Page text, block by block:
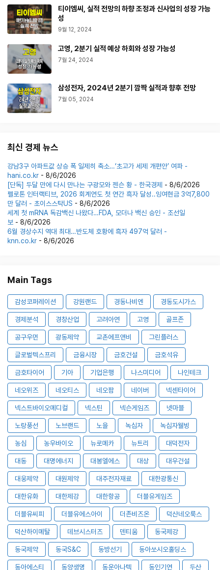
티이엠씨, 실적 전망의 하향 조정과 신사업의 성장 가능
성
9월 12, 2024
고영, 2분기 실적 예상 하회와 성장 가능성
7월 24, 2024
삼성전자, 2024년 2분기 깜짝 실적과 향후 전망
7월 05, 2024
최신 경제 뉴스
강남3구 아파트값 상승 폭 일제히 축소…‘초고가 세제 개편안’ 여파 -
hani.co.kr - 8/6/2026
[단독] 두달 만에 다시 만나는 구광모와 젠슨 황 - 한국경제 - 8/6/2026
펠로톤 인터랙티브, 2026 회계연도 첫 연간 흑자 달성..잉여현금 3억7,800
만 달러 - 초이스스탁US - 8/6/2026
세계 첫 mRNA 독감백신 나왔다…FDA, 모더나 백신 승인 - 조선일
보 - 8/6/2026
6월 경상수지 역대 최대…반도체 호황에 흑자 497억 달러 -
knn.co.kr - 8/6/2026
Main Tags
감성코퍼레이션 강원랜드 경동나비엔 경동도시가스
경제분석 경창산업 고려아연 고영 골프존
공구우먼 광동제약 교촌에프앤비 그린플러스
글로벌텍스프리 금융시장 금호건설 금호석유
금호타이어 기아 기업은행 나스미디어 나인테크
네오위즈 네오티스 네오팜 네이버 넥센타이어
넥스트바이오메디컬 넥스틴 넥슨게임즈 넷마블
노랑풍선 노브랜드 노을 녹십자 녹십자웰빙
농심 농우바이오 뉴로메카 뉴트리 대덕전자
대동 대명에너지 대봉엘에스 대상 대우건설
대웅제약 대원제약 대주전자재료 대한광통신
대한유화 대한제강 대한항공 더블유게임즈
더블유씨피 더블유에스아이 더존비즈온 덕산네오룩스
덕산하이메탈 데브시스터즈 덴티움 동국제강
동국제약 동국S&C 동방선기 동아쏘시오홀딩스
동아에스티 동양생명 동운아나텍 동인기연 두산